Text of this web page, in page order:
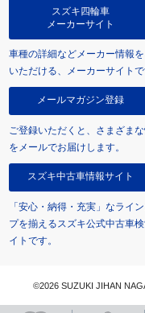
スズキ四輪車
メーカーサイト
車種の詳細などメーカー情報
いただける、メーカーサイトで
メールマガジン登録
ご登録いただくと、さまざま
をメールでお届けします。
スズキ中古車情報サイト
「安心・納得・充実」なライ
プを揃えるスズキ公式中古車
イトです。
©2026 SUZUKI JIHAN